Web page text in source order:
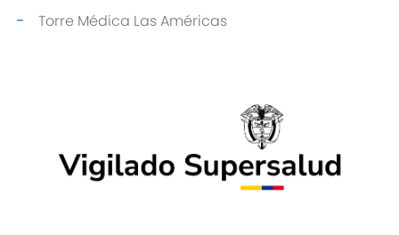
Torre Médica Las Américas